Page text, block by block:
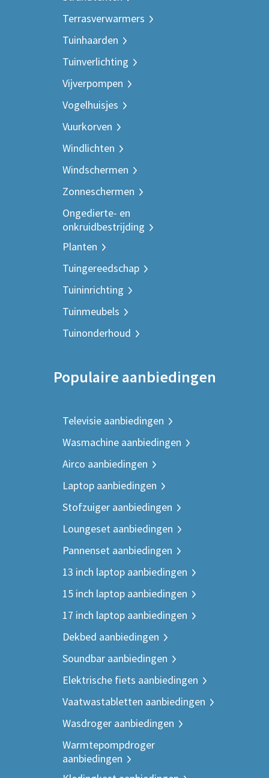
Terrasverwarmers
Tuinhaarden
Tuinverlichting
Vijverpompen
Vogelhuisjes
Vuurkorven
Windlichten
Windschermen
Zonneschermen
Ongedierte- en
onkruidbestrijding
Planten
Tuingereedschap
Tuininrichting
Tuinmeubels
Tuinonderhoud
Populaire aanbiedingen
Televisie aanbiedingen
Wasmachine aanbiedingen
Airco aanbiedingen
Laptop aanbiedingen
Stofzuiger aanbiedingen
Loungeset aanbiedingen
Pannenset aanbiedingen
13 inch laptop aanbiedingen
15 inch laptop aanbiedingen
17 inch laptop aanbiedingen
Dekbed aanbiedingen
Soundbar aanbiedingen
Elektrische fiets aanbiedingen
Vaatwastabletten aanbiedingen
Wasdroger aanbiedingen
Warmtepompdroger
aanbiedingen